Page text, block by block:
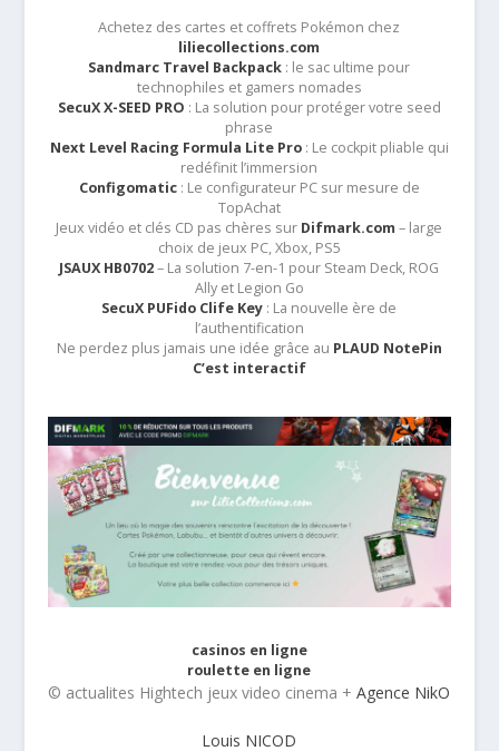
Achetez des cartes et coffrets Pokémon chez
liliecollections.com
Sandmarc Travel Backpack : le sac ultime pour
technophiles et gamers nomades
SecuX X-SEED PRO : La solution pour protéger votre seed
phrase
Next Level Racing Formula Lite Pro: Le cockpit pliable qui
redéfinit l’immersion
Configomatic: Le configurateur PC sur mesure de
TopAchat
Jeux vidéo et clés CD pas chères sur Difmark.com – large
choix de jeux PC, Xbox, PS5
JSAUX HB0702– La solution 7-en-1 pour Steam Deck, ROG
Ally et Legion Go
SecuX PUFido Clife Key : La nouvelle ère de
l’authentification
Ne perdez plus jamais une idée grâce au PLAUD NotePin
C’est interactif
casinos en ligne
roulette en ligne
© actualites Hightech jeux video cinema +Agence NikO
Louis NICOD